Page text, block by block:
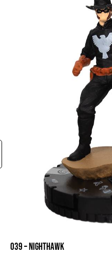
039 – NIGHTHAWK